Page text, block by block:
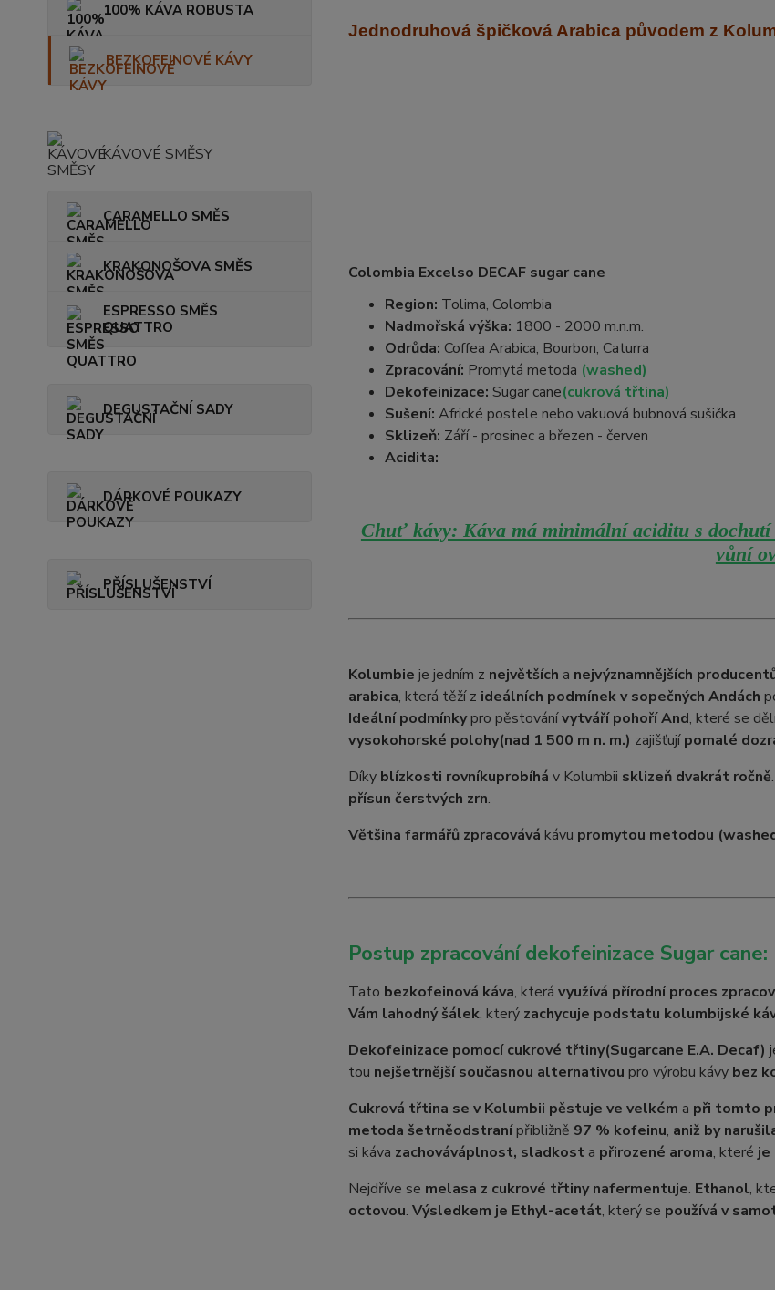
100% KÁVA ROBUSTA
BEZKOFEINOVÉ KÁVY
KÁVOVÉ SMĚSY
CARAMELLO SMĚS
KRAKONOŠOVA SMĚS
ESPRESSO SMĚS
QUATTRO
DEGUSTAČNÍ SADY
DÁRKOVÉ POUKAZY
PŘÍSLUŠENSTVÍ
Jednodruhová špičková Arabica původem z
Colombia Excelso DECAF sugar cane
Region: Tolima, Colombia
Nadmořská výška: 1800 - 2000 m.n.m.
Odrůda: Coffea Arabica, Bourbon, Caturra
Zpracování: Promytá metoda (washed)
Dekofeinizace: Sugar cane(cukrová třtina)
Sušení: Africké postele nebo vakuová bubnová sušička
Sklizeň: Září - prosinec a březen - červen
Acidita:
Chuť kávy: Káva má minimální aciditu s
vůní
Kolumbie je jedním z největších a nejvýznamnějších
arabica, která těží z ideálních podmínek v sopečných Andách
Ideální podmínkypro pěstovánívytváří pohoří And, které se
vysokohorské polohy(nad 1 500 m n. m.) zajišťujípomalé
Díky blízkosti rovníkuprobíhá v Kolumbii sklizeň dvakrát ročně.
přísun čerstvých zrn.
Většina farmářů zpracovává kávu promytou metodou
Postup zpracování dekofeinizace Sugar cane:
Tato bezkofeinová káva, která využívá přírodní proces
Vám lahodný šálek, který zachycuje podstatu kolumbijské
Dekofeinizace pomocí cukrové třtiny(Sugarcane E.A. Decaf)
tou nejšetrnější současnou alternativou pro výrobu kávy bez
Cukrová třtina se v Kolumbii pěstuje ve velkém a při tomto
metoda šetrněodstranípřibližně 97 % kofeinu, aniž by
si káva zachováváplnost, sladkost a přirozené aroma, které je
Nejdříve se melasa z cukrové třtiny nafermentuje. Ethanol,
octovou. Výsledkem je Ethyl-acetát, který se používá v